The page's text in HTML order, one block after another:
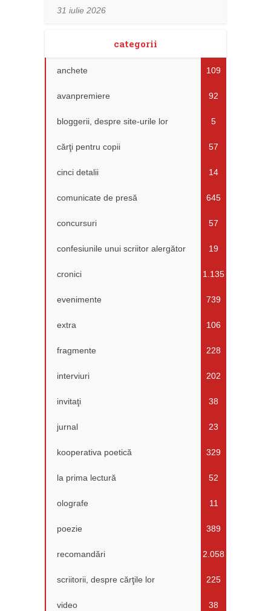
31 iulie 2026
categorii
anchete 109
avanpremiere 92
bloggerii, despre site-urile lor 5
cărţi pentru copii 57
cinci detalii 14
comunicate de presă 645
concursuri 57
confesiunile unui scriitor alergător 19
cronici 1.135
evenimente 739
extra 106
fragmente 228
interviuri 202
invitaţi 38
jurnal 23
kooperativa poetică 329
la prima lectură 52
olografe 11
poezie 389
recomandări 2.058
scriitorii, despre cărţile lor 225
video 38